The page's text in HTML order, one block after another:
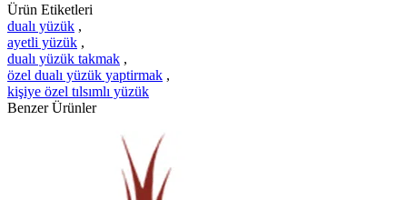
Ürün Etiketleri
dualı yüzük ,
ayetli yüzük ,
dualı yüzük takmak ,
özel dualı yüzük yaptirmak ,
kişiye özel tılsımlı yüzük
Benzer Ürünler